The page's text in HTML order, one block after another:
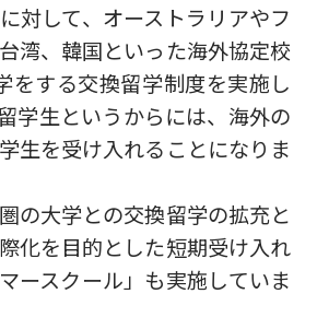
対して、オーストラリアやフ
湾、韓国といった海外協定校
をする交換留学制度を実施し
学生というからには、海外の
生を受け入れることになりま
の大学との交換留学の拡充と
化を目的とした短期受け入れ
ースクール」も実施していま